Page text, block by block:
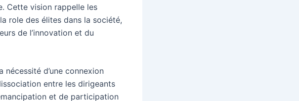
Cette vision rappelle les
role des élites dans la société,
de l’innovation et du
d’une connexion
entre les dirigeants
et de participation